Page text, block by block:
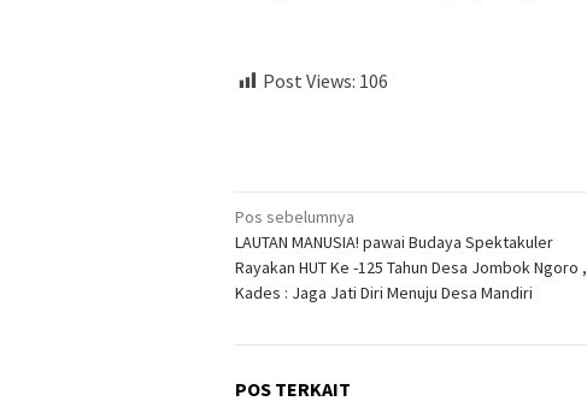
Post Views: 106
Navigasi
pos
Pos sebelumnya
LAUTAN MANUSIA! pawai Budaya Spektakuler
Rayakan HUT Ke -125 Tahun Desa Jombok Ngoro ,
Kades : Jaga Jati Diri Menuju Desa Mandiri
POS TERKAIT